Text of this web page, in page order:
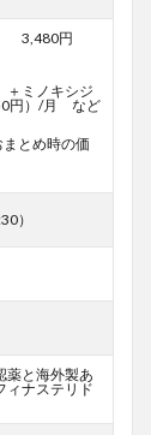
3,480円
＋ミノキシジ
円）/月 など
とめ時の価
）
薬と海外製あ
ィナステリド